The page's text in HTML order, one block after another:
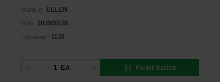
Marque:
ELLEN
Man: 203900126
Longueur: 1130
EA Panier d'achat